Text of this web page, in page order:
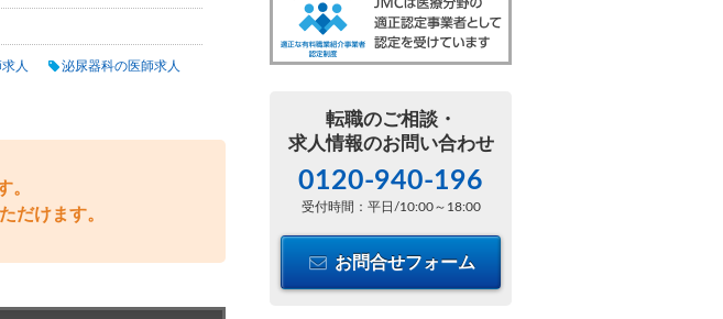
人
泌尿器科の医師求人
。
だけます。
転職のご相談・
求人情報のお問い合わせ
0120-940-196
受付時間：平日/10:00～18:00
お問合せフォーム